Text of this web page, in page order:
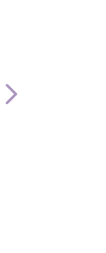
Neutrogena Boby